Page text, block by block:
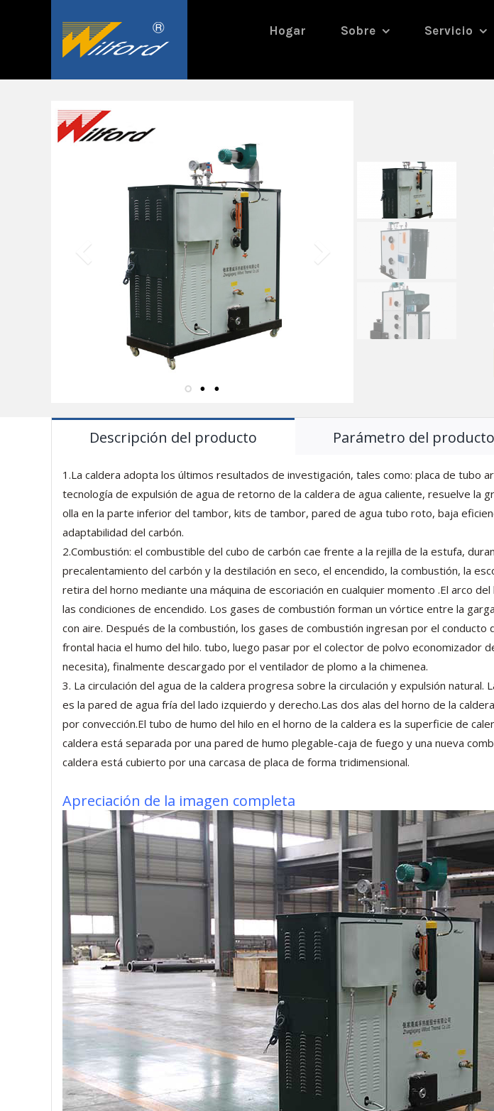
Hogar Sobre Servicio
Descripción del producto Parámetro del producto
1.La caldera adopta los últimos resultados de investigación, tales como: placa de tubo
tecnología de expulsión de agua de retorno de la caldera de agua caliente, resuelve la
olla en la parte inferior del tambor, kits de tambor, pared de agua tubo roto, baja
adaptabilidad del carbón.
2.Combustión: el combustible del cubo de carbón cae frente a la rejilla de la estufa,
precalentamiento del carbón y la destilación en seco, el encendido, la combustión, la
retira del horno mediante una máquina de escoriación en cualquier momento .El arco
las condiciones de encendido. Los gases de combustión forman un vórtice entre la
con aire. Después de la combustión, los gases de combustión ingresan por el conducto
frontal hacia el humo del hilo. tubo, luego pasar por el colector de polvo economizador
necesita), finalmente descargado por el ventilador de plomo a la chimenea.
3. La circulación del agua de la caldera progresa sobre la circulación y expulsión
es la pared de agua fría del lado izquierdo y derecho.Las dos alas del horno de la
por convección.El tubo de humo del hilo en el horno de la caldera es la superficie de
caldera está separada por una pared de humo plegable-caja de fuego y una nueva
caldera está cubierto por una carcasa de placa de forma tridimensional.
Apreciación de la imagen completa